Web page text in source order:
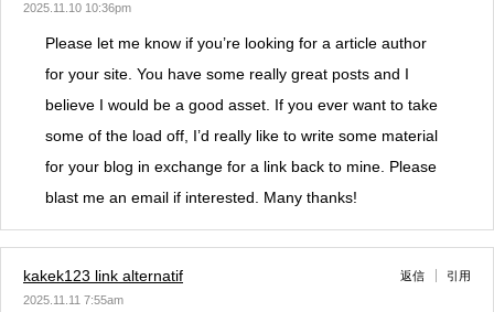
2025.11.10 10:36pm
Please let me know if you’re looking for a article author
for your site. You have some really great posts and I
believe I would be a good asset. If you ever want to take
some of the load off, I’d really like to write some material
for your blog in exchange for a link back to mine. Please
blast me an email if interested. Many thanks!
kakek123 link alternatif
2025.11.11 7:55am
返信 引用